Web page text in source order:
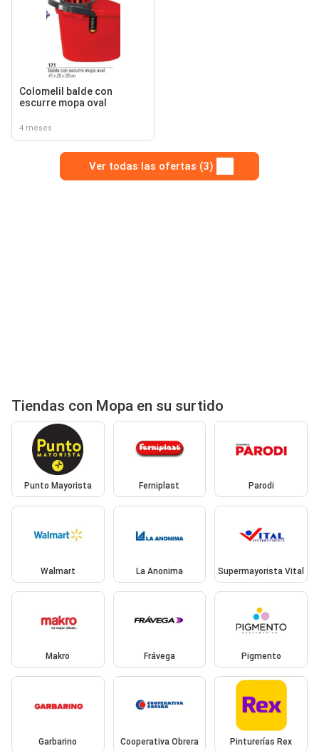
Colomelil balde con
escurre mopa oval
4 meses
Ver todas las ofertas (3)
Tiendas con Mopa en su surtido
Punto Mayorista Ferniplast Parodi
Walmart La Anonima Supermayorista Vital
Makro Frávega Pigmento
Garbarino Cooperativa Obrera Pinturerías Rex